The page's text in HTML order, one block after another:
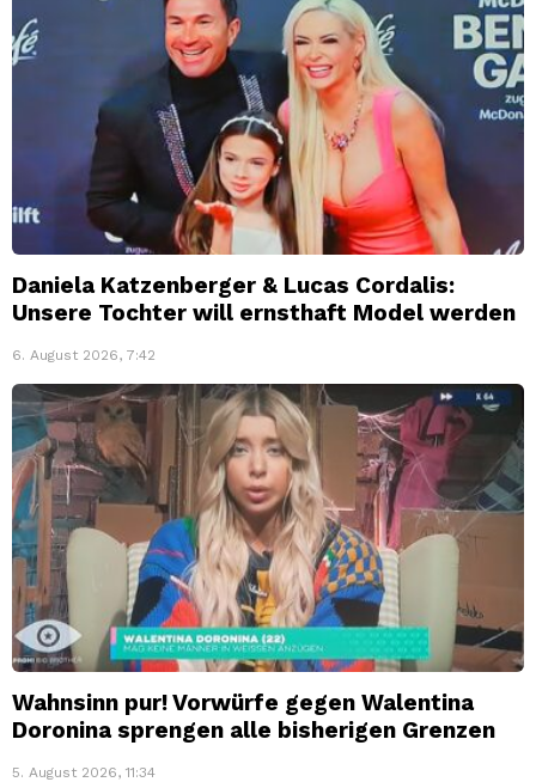
Daniela Katzenberger & Lucas Cordalis:
Unsere Tochter will ernsthaft Model werden
6. August 2026, 7:42
Wahnsinn pur! Vorwürfe gegen Walentina
Doronina sprengen alle bisherigen Grenzen
5. August 2026, 11:34